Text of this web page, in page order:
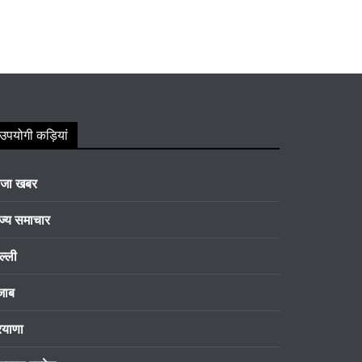
उपयोगी कड़ियां
खबर
समाचार